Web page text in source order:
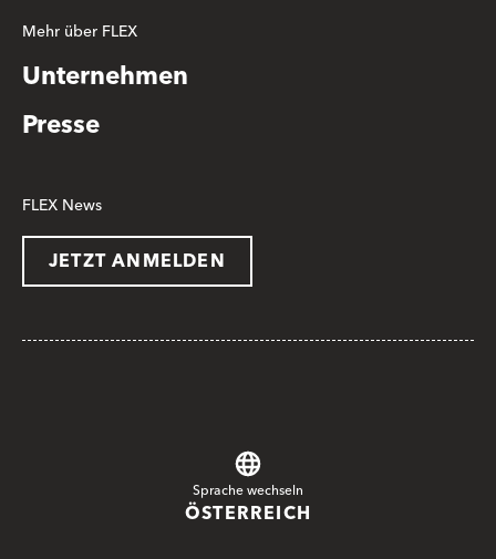
Mehr über FLEX
Unternehmen
Presse
FLEX News
JETZT ANMELDEN
Sprache wechseln
ÖSTERREICH